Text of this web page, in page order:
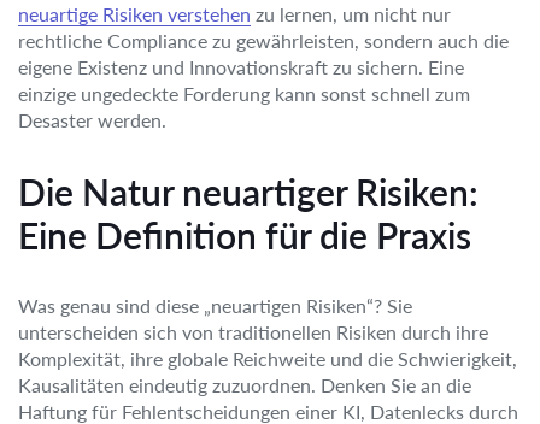
neuartige Risiken verstehen zu lernen, um nicht nur
rechtliche Compliance zu gewährleisten, sondern auch die
eigene Existenz und Innovationskraft zu sichern. Eine
einzige ungedeckte Forderung kann sonst schnell zum
Desaster werden.
Die Natur neuartiger Risiken:
Eine Definition für die Praxis
Was genau sind diese „neuartigen Risiken“? Sie
unterscheiden sich von traditionellen Risiken durch ihre
Komplexität, ihre globale Reichweite und die Schwierigkeit,
Kausalitäten eindeutig zuzuordnen. Denken Sie an die
Haftung für Fehlentscheidungen einer KI, Datenlecks durch